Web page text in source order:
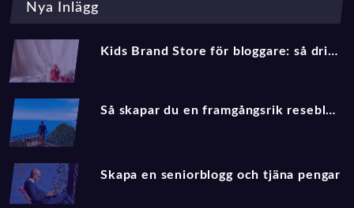
Nya Inlägg
Kids Brand Store för bloggare: så driver du trafik och affiliate‑intäkter med barnmode 2025
Så skapar du en framgångsrik reseblogg 2025
Skapa en seniorblogg och tjäna pengar